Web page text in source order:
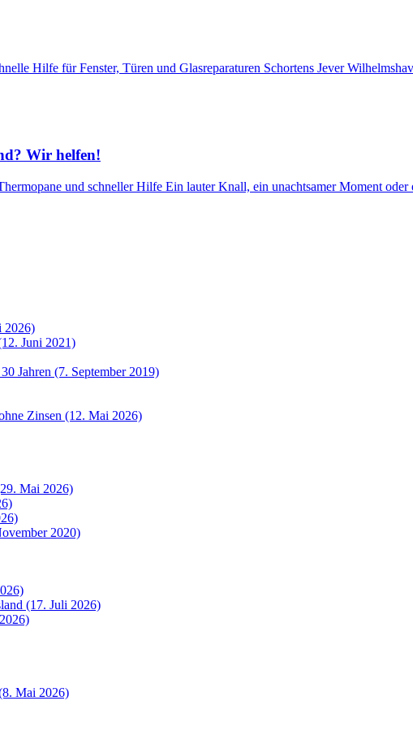
Hilfe für Fenster, Türen und Glasreparaturen Schortens Jever
Wir helfen!
und schneller Hilfe Ein lauter Knall, ein unachtsamer Moment
2026)
Juni 2021)
Jahren (7. September 2019)
Zinsen (12. Mai 2026)
Mai 2026)
2020)
(17. Juli 2026)
Mai 2026)